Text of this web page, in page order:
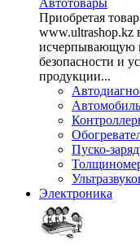
Автотовары
Приобретая
www.ultrashop.kz
исчерпывающую
безопасности и
продукции...
Пуско-
Электроника